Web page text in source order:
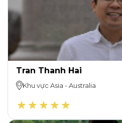
Tran Thanh Hai
Khu vực Asia -Australia